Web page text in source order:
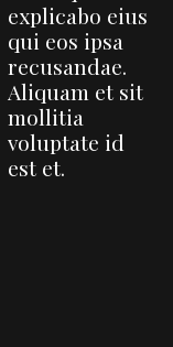
explicabo eius
qui eos ipsa
recusandae.
Aliquam et sit
mollitia
voluptate id
est et.